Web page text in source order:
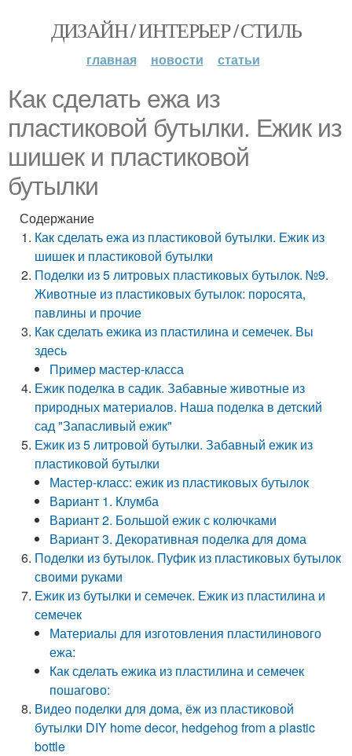
ДИЗАЙН / ИНТЕРЬЕР / СТИЛЬ
главная новости статьи
Как сделать ежа из
пластиковой бутылки. Ежик из
шишек и пластиковой
бутылки
Содержание
Как сделать ежа из пластиковой бутылки. Ежик из
шишек и пластиковой бутылки
Поделки из 5 литровых пластиковых бутылок. №9.
Животные из пластиковых бутылок: поросята,
павлины и прочие
Как сделать ежика из пластилина и семечек. Вы
здесь
Пример мастер-класса
Ежик поделка в садик. Забавные животные из
природных материалов. Наша поделка в детский
сад "Запасливый ежик"
Ежик из 5 литровой бутылки. Забавный ежик из
пластиковой бутылки
Мастер-класс: ежик из пластиковых бутылок
Вариант 1. Клумба
Вариант 2. Большой ежик с колючками
Вариант 3. Декоративная поделка для дома
Поделки из бутылок. Пуфик из пластиковых бутылок
своими руками
Ежик из бутылки и семечек. Ежик из пластилина и
семечек
Материалы для изготовления пластилинового
ежа:
Как сделать ежика из пластилина и семечек
пошагово:
Видео поделки для дома, ёж из пластиковой
бутылки DIY home decor, hedgehog from a plastic
bottle